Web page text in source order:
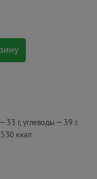
г, углеводы — 39 г.
ккал